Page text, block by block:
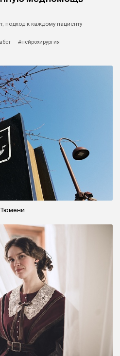
подход к каждому пациенту
#нейрохирургия